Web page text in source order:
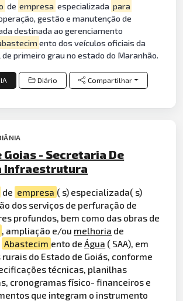
de empresa especializada para
gestão e manutenção de
destinada ao gerenciamento
ento dos veículos oficiais da
de primeiro grau no estado do Maranhão.
Diário Compartilhar
Goias - Secretaria De
Infraestrutura
de empresa ( s) especializada( s)
dos serviços de perfuração de
profundos, bem como das obras de
, ampliação e/ou melhoria de
Abastecim ento deÁgua ( SAA), em
do Estado de Goiás, conforme
técnicas, planilhas
cronogramas físico- financeiros e
que integram o instrumento